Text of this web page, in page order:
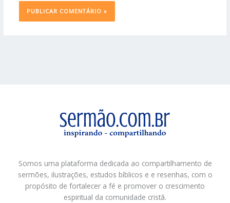
Somos uma plataforma dedicada ao compartilhamento de
sermões, ilustrações, estudos bíblicos e e resenhas, com o
propósito de fortalecer a fé e promover o crescimento
espiritual da comunidade cristã.